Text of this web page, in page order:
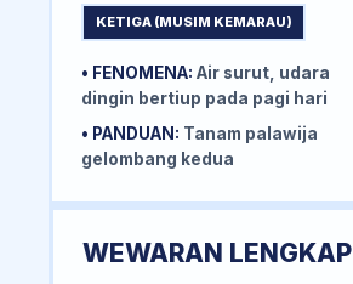
KETIGA (MUSIM KEMARAU)
• FENOMENA: Air surut, udara
dingin bertiup pada pagi hari
• PANDUAN: Tanam palawija
gelombang kedua
WEWARAN LENGKAP